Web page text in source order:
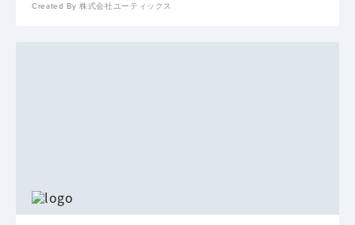
Created By 株式会社ユーティックス